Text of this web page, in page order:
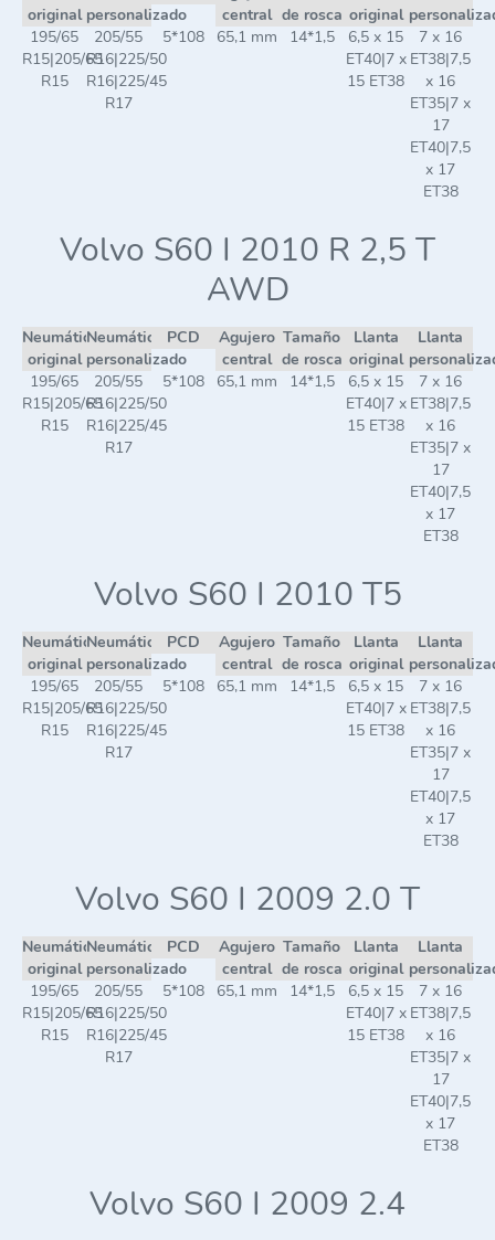
original personalizado
central de rosca original
195/65
R15|205/65
R15
205/55
R16|225/50
R16|225/45
R17
5*108 65,1 mm 14*1,5
6,5 x 15
ET40|7 x
15 ET38
7 x 16
ET38|7,5
x 16
ET35|7 x
17
ET40|7,5
x 17
ET38
Volvo S60 I 2010 R 2,5 T
AWD
Neumático
original
Neumático
personalizado
PCD
Agujero
central
Tamaño
de rosca
Llanta
original
Llanta
195/65
R15|205/65
R15
205/55
R16|225/50
R16|225/45
R17
5*108 65,1 mm 14*1,5
6,5 x 15
ET40|7 x
15 ET38
7 x 16
ET38|7,5
x 16
ET35|7 x
17
ET40|7,5
x 17
ET38
Volvo S60 I 2010 T5
Neumático
original
Neumático
personalizado
PCD
Agujero
central
Tamaño
de rosca
Llanta
original
Llanta
195/65
R15|205/65
R15
205/55
R16|225/50
R16|225/45
R17
5*108 65,1 mm 14*1,5
6,5 x 15
ET40|7 x
15 ET38
7 x 16
ET38|7,5
x 16
ET35|7 x
17
ET40|7,5
x 17
ET38
Volvo S60 I 2009 2.0 T
Neumático
original
Neumático
personalizado
PCD
Agujero
central
Tamaño
de rosca
Llanta
original
Llanta
195/65
R15|205/65
R15
205/55
R16|225/50
R16|225/45
R17
5*108 65,1 mm 14*1,5
6,5 x 15
ET40|7 x
15 ET38
7 x 16
ET38|7,5
x 16
ET35|7 x
17
ET40|7,5
x 17
ET38
Volvo S60 I 2009 2.4